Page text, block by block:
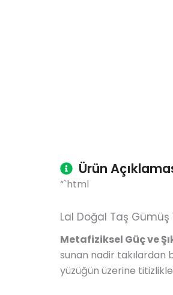
Ürün
“`html
Lal Doğal Taş Gümüş
Metafiziksel Güç ve
sunan nadir takılardan
yüzüğün üzerine titizlikle